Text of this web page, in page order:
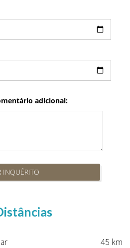
adicional:
INQUÉRITO
45 km